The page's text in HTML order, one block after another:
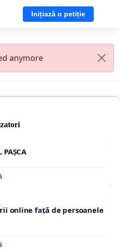
Inițiază o petiție
anymore
online față de persoanele